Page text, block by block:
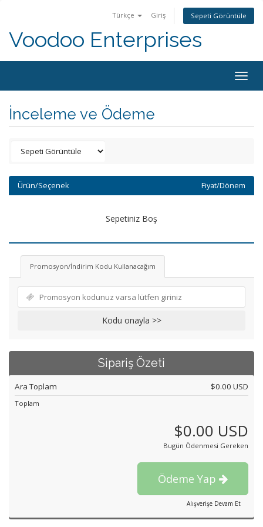
Türkçe Giriş Sepeti Görüntüle
Voodoo Enterprises
İnceleme ve Ödeme
Ürün/Seçenek Fiyat/Dönem
Sepetiniz Boş
Promosyon/İndirim Kodu Kullanacağım
Kodu onayla >>
Sipariş Özeti
Ara Toplam $0.00 USD
Toplam
$0.00 USD
Bugün Ödenmesi Gereken
Ödeme Yap
Alışverişe Devam Et